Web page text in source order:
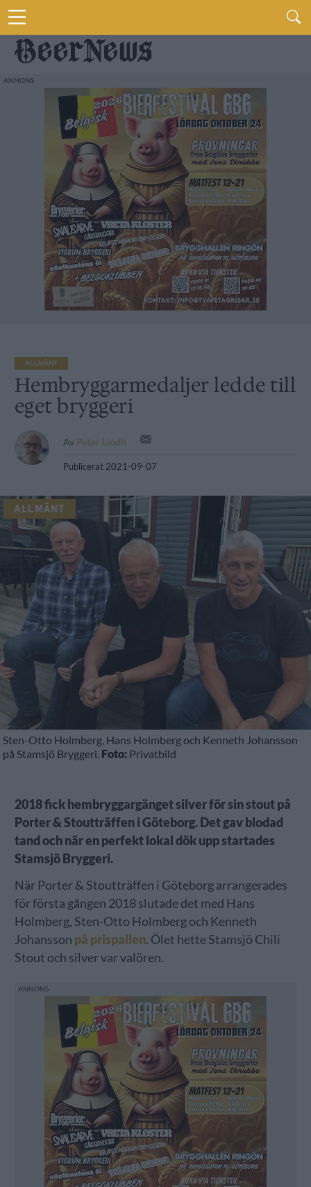
ALLMÄNT
Hembryggarmedaljer ledde till
eget bryggeri
Av Peter Lindh
Publicerat 2021-09-07
ALLMÄNT
Sten-Otto Holmberg, Hans Holmberg och Kenneth Johansson
på Stamsjö Bryggeri. Foto: Privatbild
2018 fick hembryggargänget silver för sin stout på
Porter & Stoutträffen i Göteborg. Det gav blodad
tand och när en perfekt lokal dök upp startades
Stamsjö Bryggeri.
När Porter & Stoutträffen i Göteborg arrangerades
för första gången 2018 slutade det med Hans
Holmberg, Sten-Otto Holmberg och Kenneth
Johansson på prispallen. Ölet hette Stamsjö Chili
Stout och silver var valören.